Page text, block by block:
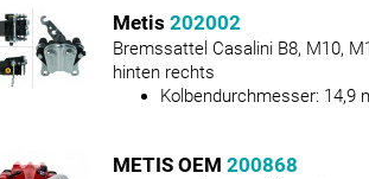
Metis 202002
Bremssattel Casalini B8, M10,
hinten rechts
Kolbendurchmesser: 14,9
METIS OEM 200868